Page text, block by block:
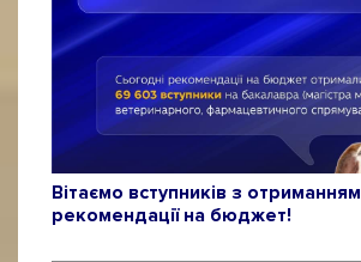
Вітаємо вступників з отриманням
рекомендації на бюджет!